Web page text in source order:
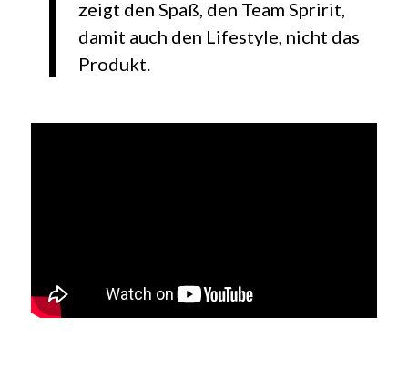
zeigt den Spaß, den Team Spririt,
damit auch den Lifestyle, nicht das
Produkt.